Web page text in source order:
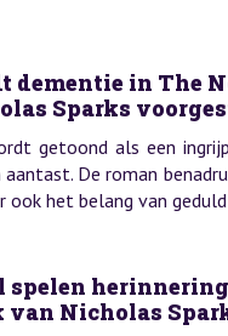
dementie in The
Sparks
getoond als een
aantast. De roman
ook het belang van
spelen
van Nicholas